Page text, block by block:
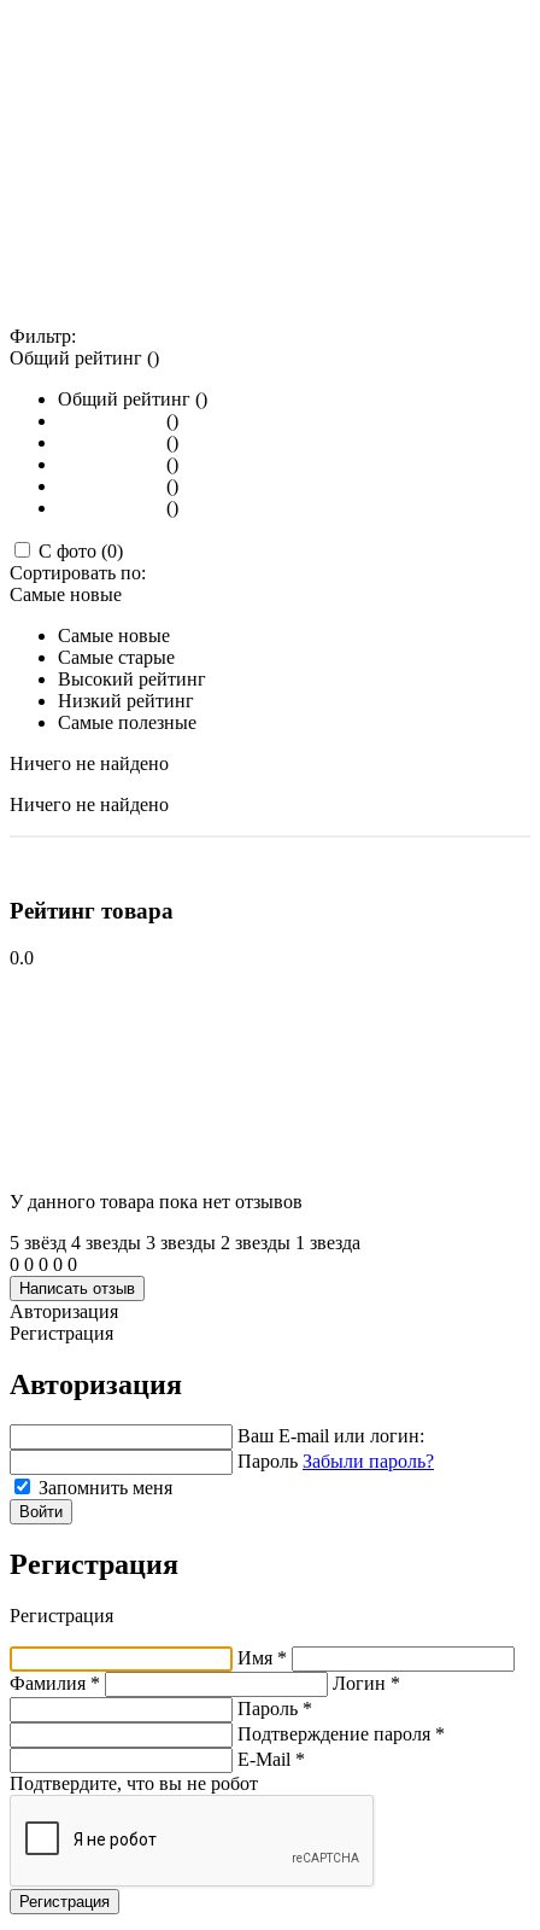
Фильтр:
Общий рейтинг ()
Общий рейтинг ()
()
()
()
()
()
С фото (0)
Сортировать по:
Самые новые
Самые новые
Самые старые
Высокий рейтинг
Низкий рейтинг
Самые полезные
Ничего не найдено
Ничего не найдено
Рейтинг товара
0.0
У данного товара пока нет отзывов
5 звёзд 4 звeзды 3 звeзды 2 звeзды 1 звeзда
0 0 0 0 0
Написать отзыв
Авторизация
Регистрация
Авторизация
Ваш E-mail или логин:
Пароль Забыли пароль?
Запомнить меня
Войти
Регистрация
Регистрация
Имя *
Фамилия *
Логин *
Пароль *
Подтверждение пароля *
E-Mail *
Подтвердите, что вы не робот
Регистрация